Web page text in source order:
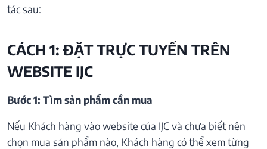
tác sau:
CÁCH 1: ĐẶT TRỰC TUYẾN TRÊN
WEBSITE IJC
Bước 1: Tìm sản phẩm cần mua
Nếu Khách hàng vào website của IJC và chưa biết nên
chọn mua sản phẩm nào, Khách hàng có thể xem từng